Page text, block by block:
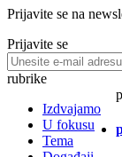
Prijavite se na
Prijavite se
rubrike
Izdvajamo
U fokusu
Tema